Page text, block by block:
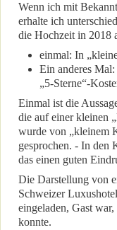
Wenn ich mit
erhalte ich
die Hochzeit in 2018
einmal: In
Ein anderes
„5-Sterne“-
Einmal ist die
die auf einer kleinen
wurde von „kleinem
gesprochen. - In den
das einen guten
Die Darstellung von
Schweizer
eingeladen, Gast
konnte.